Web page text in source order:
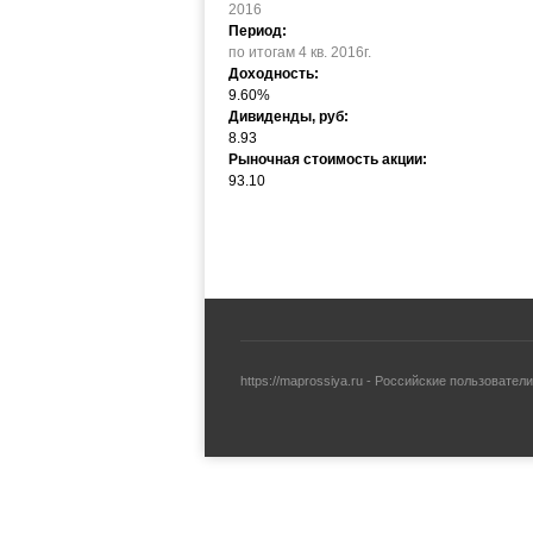
2016
Период:
по итогам 4 кв. 2016г.
Доходность:
9.60%
Дивиденды, руб:
8.93
Рыночная стоимость акции:
93.10
https://maprossiya.ru - Российские